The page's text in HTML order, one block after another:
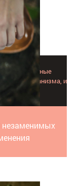
незаменимых
биоактивные
силы организма, и